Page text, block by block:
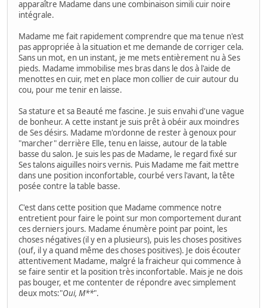
apparaître Madame dans une combinaison simili cuir noire
intégrale.
Madame me fait rapidement comprendre que ma tenue n'est
pas appropriée à la situation et me demande de corriger cela.
Sans un mot, en un instant, je me mets entièrement nu à Ses
pieds. Madame immobilise mes bras dans le dos à l'aide de
menottes en cuir, met en place mon collier de cuir autour du
cou, pour me tenir en laisse.
Sa stature et sa Beauté me fascine. Je suis envahi d'une vague
de bonheur. A cette instant je suis prêt à obéir aux moindres
de Ses désirs. Madame m'ordonne de rester à genoux pour
"marcher" derrière Elle, tenu en laisse, autour de la table
basse du salon. Je suis les pas de Madame, le regard fixé sur
Ses talons aiguilles noirs vernis. Puis Madame me fait mettre
dans une position inconfortable, courbé vers l'avant, la tête
posée contre la table basse.
C'est dans cette position que Madame commence notre
entretient pour faire le point sur mon comportement durant
ces derniers jours. Madame énumère point par point, les
choses négatives (il y en a plusieurs), puis les choses positives
(ouf, il y a quand même des choses positives). Je dois écouter
attentivement Madame, malgré la fraicheur qui commence à
se faire sentir et la position très inconfortable. Mais je ne dois
pas bouger, et me contenter de répondre avec simplement
deux mots:"Oui, M**".